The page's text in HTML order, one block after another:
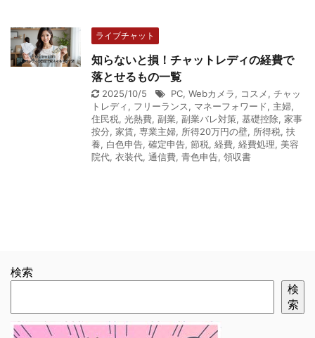
ライブチャット
知らないと損！チャットレディの経費で
落とせるもの一覧
2025/10/5 PC, Webカメラ, コスメ, チャッ
トレディ, フリーランス, マネーフォワード, 主婦,
住民税, 光熱費, 副業, 副業バレ対策, 基礎控除, 家事
按分, 家賃, 専業主婦, 所得20万円の壁, 所得税, 扶
養, 白色申告, 確定申告, 節税, 経費, 経費処理, 美容
院代, 衣装代, 通信費, 青色申告, 領収書
検索
検
索